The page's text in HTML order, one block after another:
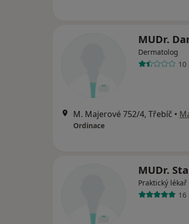
MUDr.
Dermatolog
10
M. Majerové 752/4, Třebíč •
Ordinace
MUDr.
Praktický lékař
16